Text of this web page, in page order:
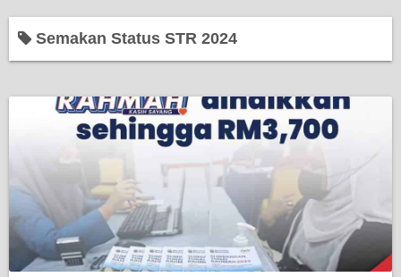
Semakan Status STR 2024